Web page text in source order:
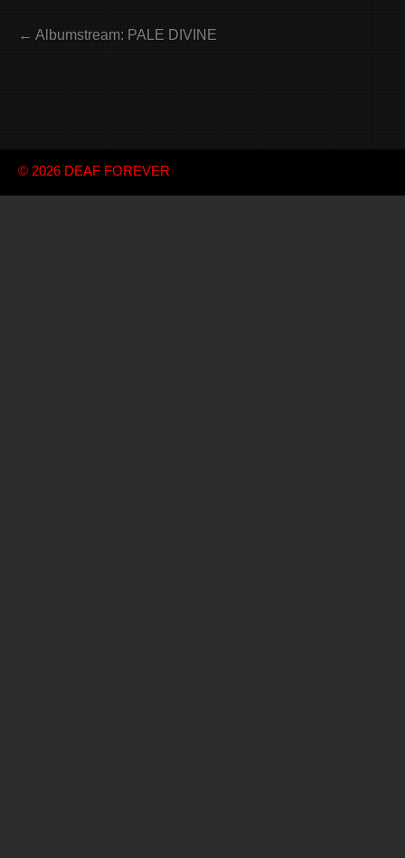
← Albumstream: PALE DIVINE
© 2026 DEAF FOREVER